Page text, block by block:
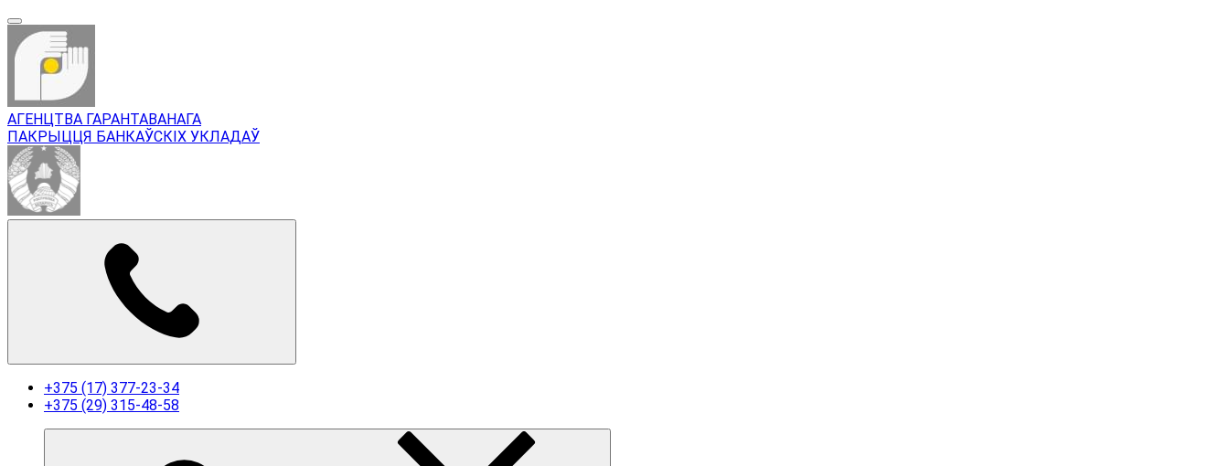
АГЕНЦТВА ГАРАНТАВАНАГА
ПАКРЫЦЦЯ БАНКАЎСКІХ УКЛАДАЎ
+375 (17) 377-23-34
+375 (29) 315-48-58